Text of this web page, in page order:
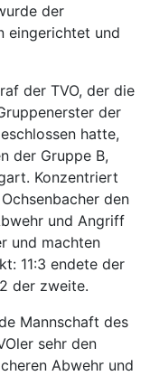
der
eingerichtet und
der TVO, der die
der
hatte,
der Gruppe B,
Konzentriert
den
und Angriff
und machten
11:3 endete der
der zweite.
Mannschaft des
sehr den
Abwehr und